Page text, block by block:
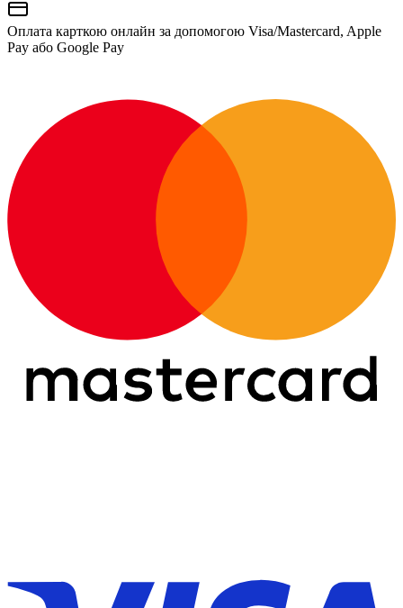
Оплата карткою онлайн за допомогою Visa/Mastercard, Apple
Pay або Google Pay